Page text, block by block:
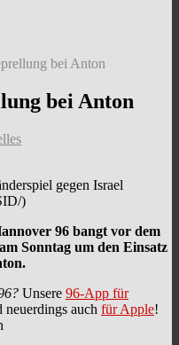
bei Anton
bei Anton
gegen Israel
)
96 bangt vor dem
Sonntag um den Einsatz
Unsere 96-App für
auch für Apple!